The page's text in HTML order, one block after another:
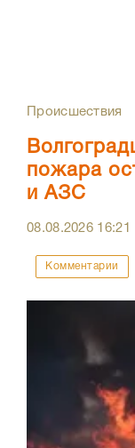
Происшествия
пожара
и АЗС
08.08.2026 16:21
Комментарии